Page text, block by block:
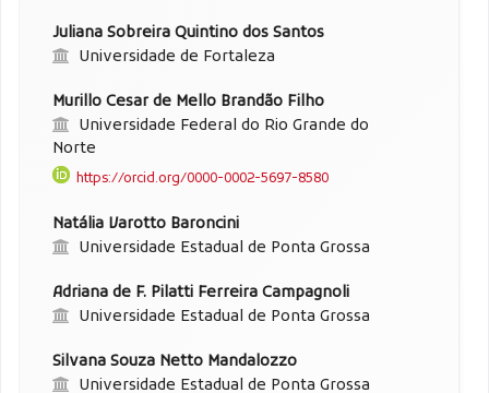
Juliana Sobreira Quintino dos Santos
Universidade de Fortaleza
Murillo Cesar de Mello Brandão Filho
Universidade Federal do Rio Grande do
Norte
https://orcid.org/0000-0002-5697-8580
Natália Varotto Baroncini
Universidade Estadual de Ponta Grossa
Adriana de F. Pilatti Ferreira Campagnoli
Universidade Estadual de Ponta Grossa
Silvana Souza Netto Mandalozzo
Universidade Estadual de Ponta Grossa